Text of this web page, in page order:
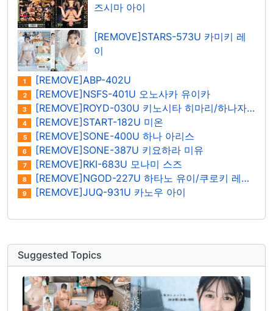
즈시마 아이
[REMOVE]STARS-573U 카미키 레
이
1 [REMOVE]ABP-402U
2 [REMOVE]NSFS-401U 오노사카 유이카
3 [REMOVE]ROYD-030U 키노시타 히마리/하나자와 히마리
4 [REMOVE]START-182U 미온
5 [REMOVE]SONE-400U 하나 아리스
6 [REMOVE]SONE-387U 키요하라 미유
7 [REMOVE]RKI-683U 모나미 스즈
8 [REMOVE]NGOD-227U 하타노 유이/쿠로키 레이나
9 [REMOVE]JUQ-931U 카노우 아이
Suggested Topics